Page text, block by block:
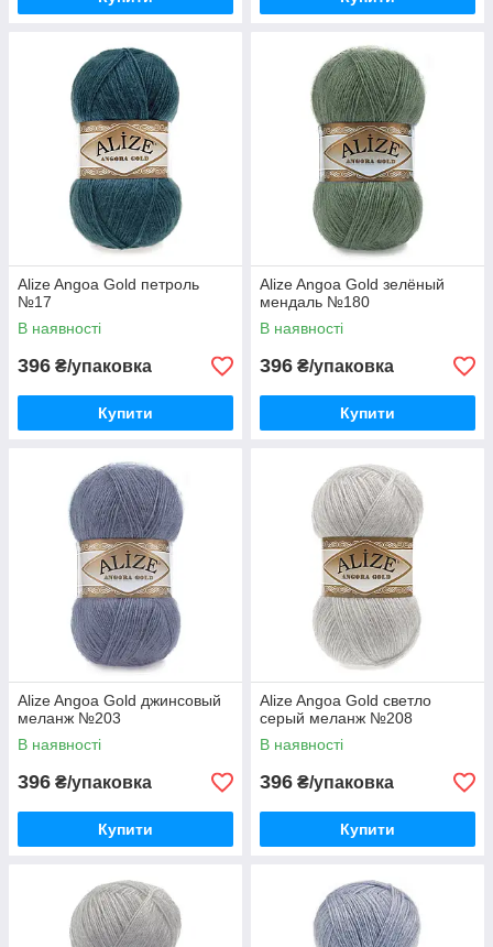
Alize Angoa Gold петроль
№17
В наявності
396 ₴/упаковка
Купити
Alize Angoa Gold зелёный
мендаль №180
В наявності
396 ₴/упаковка
Купити
Alize Angoa Gold джинсовый
меланж №203
В наявності
396 ₴/упаковка
Купити
Alize Angoa Gold светло
серый меланж №208
В наявності
396 ₴/упаковка
Купити